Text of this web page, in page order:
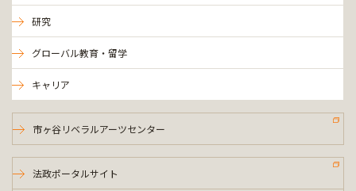
研究
グローバル教育・留学
キャリア
市ヶ谷リベラルアーツセンター
法政ポータルサイト